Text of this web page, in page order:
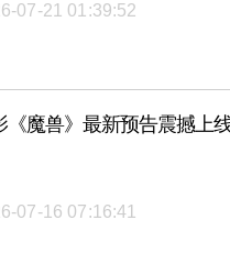
07-21 01:39:52
《魔兽》最新预告震撼上
07-16 07:16:41